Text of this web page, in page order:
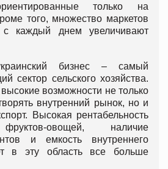
только на
того, множество маркетов
каждый днем увеличивают
бизнес – самый
сектор сельского хозяйства.
возможности не только
внутренний рынок, но и
Высокая рентабельность
овощей, наличие
и емкость внутреннего
в эту область все больше